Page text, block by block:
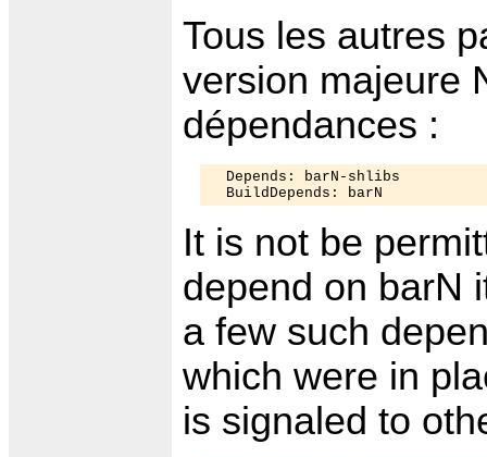
Tous les autres
version majeure
dépendances :
  Depends: barN-shlibs
It is not be
depend on barN
a few such
which were in
is signaled to